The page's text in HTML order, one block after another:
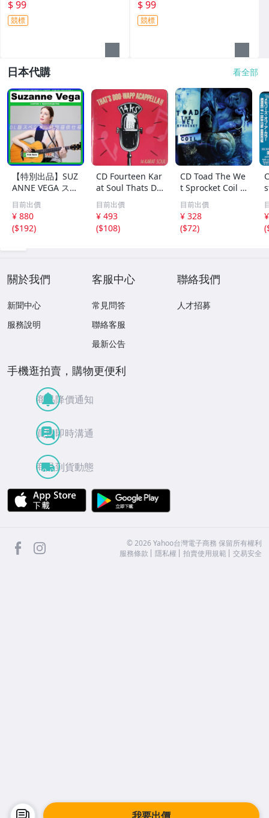
$ 99
競標
$ 99
競標
日本代購 看全部
【特別出品】SUZ
ANNE VEGA スザ
ンヌ・ヴェガ 精
選集 100歌 音楽D
L(MP3CD)☆
目前出價
¥ 880
($192)
CD Fourteen Kar
at Soul Thats Do
o-Wapp Acappel
la PCCY00374 Ca
nyon Internatio
nal /00110
目前出價
¥ 493
($108)
CD Toad The We
t Sprocket Coil C
K67862 Columbi
a /00110
目前出價
¥ 328
($72)
(
關於我們
新聞中心
服務說明
客服中心
常見問答
聯絡客服
最新公告
聯絡我們
人才招募
手機逛拍賣，購物更便利
商品降價通知
買賣即時溝通
商品到貨動態
APP Store
facebook ©2026 Yahoo台灣電子商務 保留所有權利
服務條款
隱私權 拍賣使用規範 交易安全